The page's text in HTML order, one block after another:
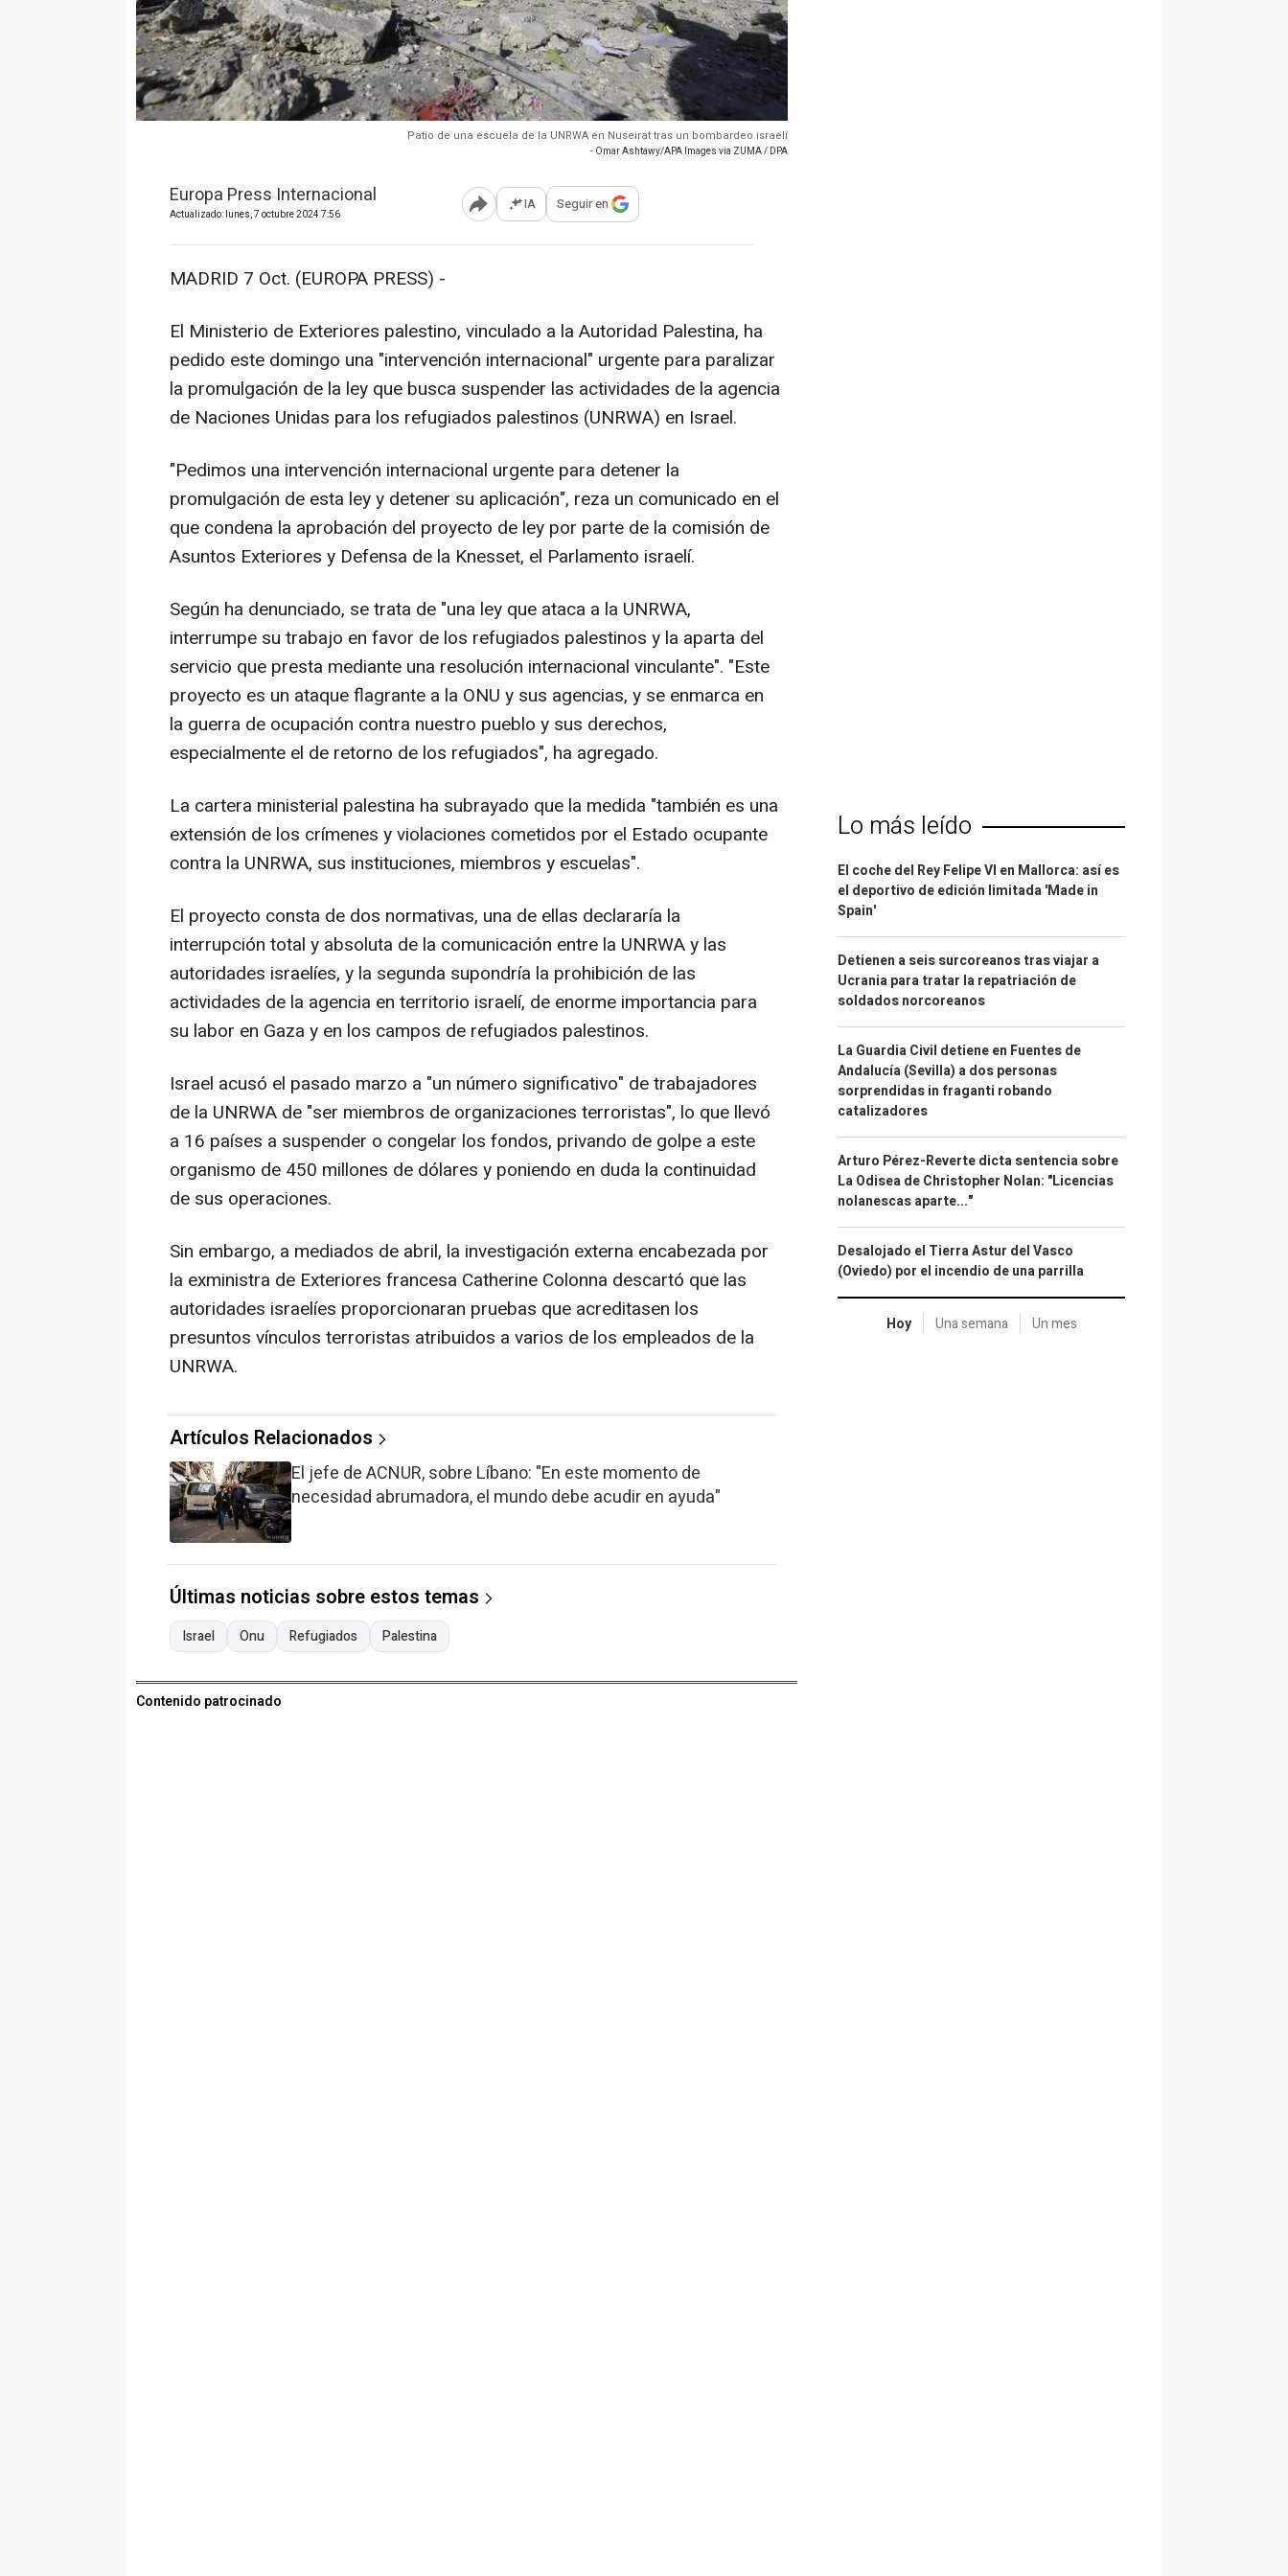
Patio de una escuela de la UNRWA en Nuseirat tras un bombardeo israelí
- Omar Ashtawy/APA Images via ZUMA / DPA
Europa Press Internacional
Actualizado: lunes, 7 octubre 2024 7:56 Abrir opciones para compartir
IA Seguir en
MADRID 7 Oct. (EUROPA PRESS) -
El Ministerio de Exteriores palestino, vinculado a la Autoridad Palestina, ha
pedido este domingo una "intervención internacional" urgente para paralizar
la promulgación de la ley que busca suspender las actividades de la agencia
de Naciones Unidas para los refugiados palestinos (UNRWA) en Israel.
"Pedimos una intervención internacional urgente para detener la
promulgación de esta ley y detener su aplicación", reza un comunicado en el
que condena la aprobación del proyecto de ley por parte de la comisión de
Asuntos Exteriores y Defensa de la Knesset, el Parlamento israelí.
Según ha denunciado, se trata de "una ley que ataca a la UNRWA,
interrumpe su trabajo en favor de los refugiados palestinos y la aparta del
servicio que presta mediante una resolución internacional vinculante". "Este
proyecto es un ataque flagrante a la ONU y sus agencias, y se enmarca en
la guerra de ocupación contra nuestro pueblo y sus derechos,
especialmente el de retorno de los refugiados", ha agregado.
La cartera ministerial palestina ha subrayado que la medida "también es una
extensión de los crímenes y violaciones cometidos por el Estado ocupante
contra la UNRWA, sus instituciones, miembros y escuelas".
El proyecto consta de dos normativas, una de ellas declararía la
interrupción total y absoluta de la comunicación entre la UNRWA y las
autoridades israelíes, y la segunda supondría la prohibición de las
actividades de la agencia en territorio israelí, de enorme importancia para
su labor en Gaza y en los campos de refugiados palestinos.
Israel acusó el pasado marzo a "un número significativo" de trabajadores
de la UNRWA de "ser miembros de organizaciones terroristas", lo que llevó
a 16 países a suspender o congelar los fondos, privando de golpe a este
organismo de 450 millones de dólares y poniendo en duda la continuidad
de sus operaciones.
Sin embargo, a mediados de abril, la investigación externa encabezada por
la exministra de Exteriores francesa Catherine Colonna descartó que las
autoridades israelíes proporcionaran pruebas que acreditasen los
presuntos vínculos terroristas atribuidos a varios de los empleados de la
UNRWA.
Artículos Relacionados
El jefe de ACNUR, sobre Líbano: "En este momento de
necesidad abrumadora, el mundo debe acudir en ayuda"
Últimas noticias sobre estos temas
Israel Onu Refugiados Palestina
Contenido patrocinado
Lo más leído
El coche del Rey Felipe VI en Mallorca: así es
el deportivo de edición limitada 'Made in
Spain'
Detienen a seis surcoreanos tras viajar a
Ucrania para tratar la repatriación de
soldados norcoreanos
La Guardia Civil detiene en Fuentes de
Andalucía (Sevilla) a dos personas
sorprendidas in fraganti robando
catalizadores
Arturo Pérez-Reverte dicta sentencia sobre
La Odisea de Christopher Nolan: "Licencias
nolanescas aparte..."
Desalojado el Tierra Astur del Vasco
(Oviedo) por el incendio de una parrilla
Hoy Una semana Un mes